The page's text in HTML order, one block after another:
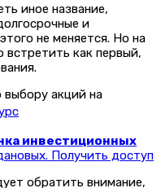
иное название,
и
не меняется. Но на
как первый,
акций на
инвестиционных
Получить доступ
обратить внимание,